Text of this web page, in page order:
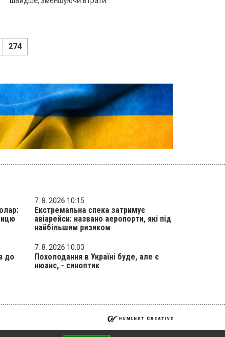
274
7. 8. 2026 10:15
Екстремальна спека затримує
авіарейси: названо аеропорти, які під
найбільшим ризиком
до
7. 8. 2026 10:03
Похолодання в Україні буде, але є
нюанс, - синоптик